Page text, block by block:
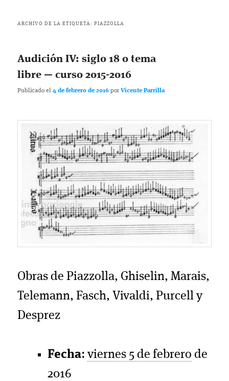
ARCHIVO DE LA ETIQUETA:PIAZZOLLA
Audición IV: siglo 18 o tema
libre — curso 2015-2016
Publicado el4 de febrero de 2016 porVicente Parrilla
Obras de Piazzolla, Ghiselin, Marais,
Telemann, Fasch, Vivaldi, Purcell y
Desprez
Fecha:viernes 5 de febrero de
2016